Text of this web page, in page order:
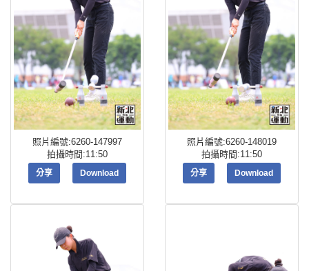
照片編號:6260-147997
拍攝時間:11:50
分享 Download
照片編號:6260-148019
拍攝時間:11:50
分享 Download